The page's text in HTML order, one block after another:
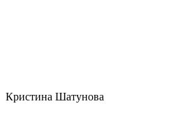
Кристина Шатунова